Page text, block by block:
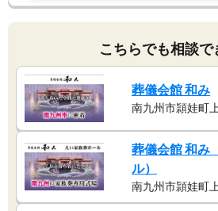
こちらでも相談で
葬儀会館 和み
南九州市頴娃町
葬儀会館 和み
ル）
南九州市頴娃町